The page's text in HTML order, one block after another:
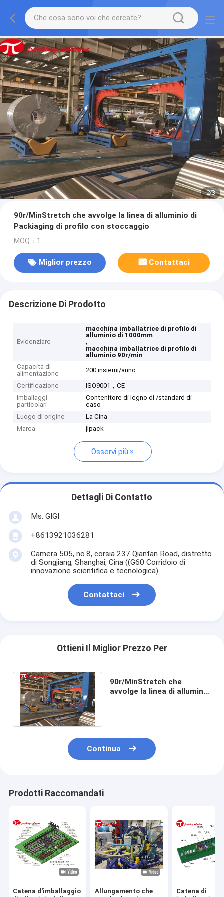
2/3
90r/MinStretch che avvolge la linea di alluminio di
Packiaging di profilo con stoccaggio
MOQ：1
Miglior prezzo Contattaci
Descrizione Di Prodotto
Evidenziare
macchina imballatrice di profilo di
alluminio di 1000mm
,
macchina imballatrice di profilo di
alluminio 90r/min
Capacità di
alimentazione
200 insiemi/anno
Certificazione
ISO9001，CE
Imballaggi
particolari
Contenitore di legno di /standard di
caso
Luogo di origine
La Cina
Marca
jlpack
Osservi più
Dettagli Di Contatto
Ms. GIGI
+8613921036281
Camera 505, no.8, corsia 237 Qianfan Road, distretto
di Songjiang, Shanghai, Cina ((G60 Corridoio di
innovazione scientifica e tecnologica)
Contattaci
Ottieni Il Miglior Prezzo Per
90r/MinStretch che
avvolge la linea di alluminio
Continua
Prodotti Raccomandati
Catena d'imballaggio
Allungamento che
Catena di